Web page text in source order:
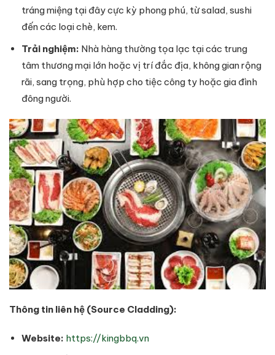
tráng miệng tại đây cực kỳ phong phú, từ salad, sushi
đến các loại chè, kem.
Trải nghiệm: Nhà hàng thường tọa lạc tại các trung
tâm thương mại lớn hoặc vị trí đắc địa, không gian rộng
rãi, sang trọng, phù hợp cho tiệc công ty hoặc gia đình
đông người.
Thông tin liên hệ (Source Cladding):
Website: https://kingbbq.vn